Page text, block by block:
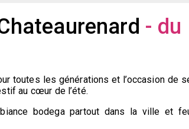
- du
toutes les générations et l’occasion de
au cœur de l’été.
bodega partout dans la ville et